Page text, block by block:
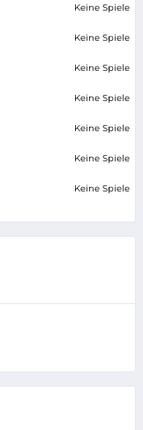
Keine Spiele
Keine Spiele
Keine Spiele
Keine Spiele
Keine Spiele
Keine Spiele
Keine Spiele